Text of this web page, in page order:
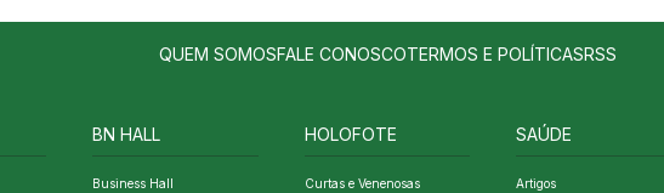
QUEM SOMOSFALE CONOSCOTERMOS E POLÍTICASRSS
BN HALL
Business Hall
HOLOFOTE
Curtas e Venenosas
SAÚDE
Artigos